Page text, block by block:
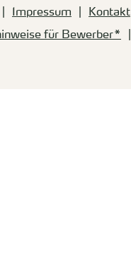
Impressum Kontakt
für Bewerber*